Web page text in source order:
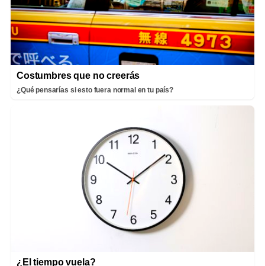
Costumbres que no creerás
¿Qué pensarías si esto fuera normal en tu país?
¿El tiempo vuela?